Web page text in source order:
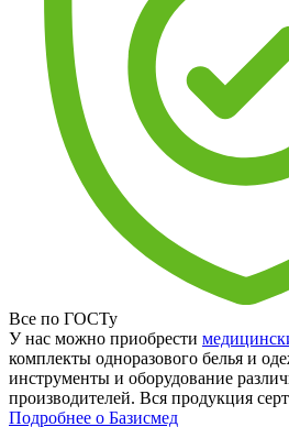
Все по ГОСТу
У нас можно приобрести
комплекты одноразового белья и
инструменты и оборудование
производителей. Вся продукция
Подробнее о Базисмед